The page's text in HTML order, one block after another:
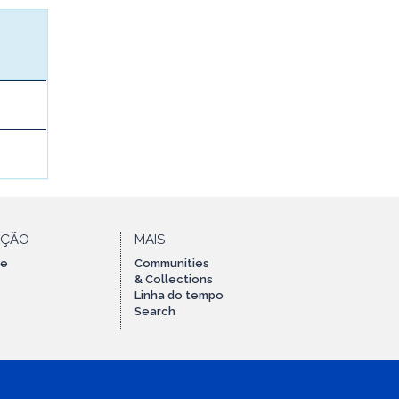
MAIS
Communities
& Collections
Linha do tempo
Search